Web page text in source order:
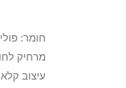
חומר:
מרחיק
עיצוב